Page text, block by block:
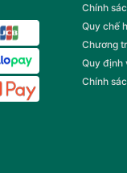
Chính
Quy chế
Chương
Quy định
Chính